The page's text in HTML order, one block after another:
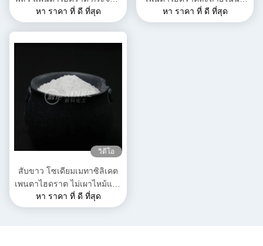
ขาว
หา ราคา ที่ ดี ที่สุด
น้ําหนักโมเลกุล 212.14 กรัม/
โมล
หา ราคา ที่ ดี ที่สุด
วิดีโอ
สับขาว โซเดียมเมทาซิลิเคต
เพนตาไฮดราต ไม่เผาไหม้และ
เหมาะสําหรับการเก็บในที่แห้ง
หา ราคา ที่ ดี ที่สุด